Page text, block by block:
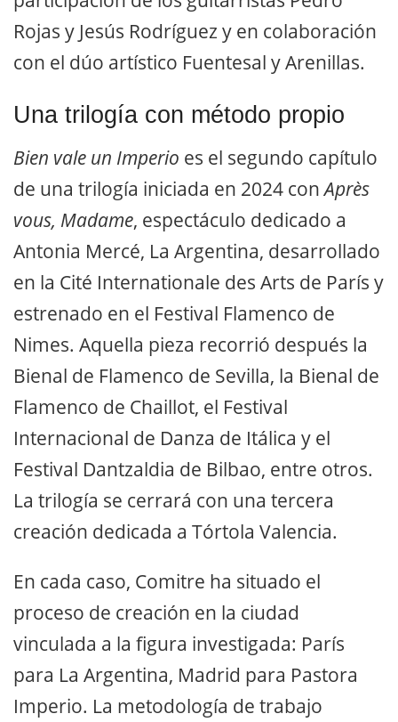
Rojas y Jesús Rodríguez y en colaboración
con el dúo artístico Fuentesal y Arenillas.
Una trilogía con método propio
Bien vale un Imperio es el segundo capítulo
de una trilogía iniciada en 2024 conAprès
vous, Madame, espectáculo dedicado a
Antonia Mercé, La Argentina, desarrollado
en la Cité Internationale des Arts de París y
estrenado en el Festival Flamenco de
Nimes. Aquella pieza recorrió después la
Bienal de Flamenco de Sevilla, la Bienal de
Flamenco de Chaillot, el Festival
Internacional de Danza de Itálica y el
Festival Dantzaldia de Bilbao, entre otros.
La trilogía se cerrará con una tercera
creación dedicada a Tórtola Valencia.
En cada caso, Comitre ha situado el
proceso de creación en la ciudad
vinculada a la figura investigada: París
para La Argentina, Madrid para Pastora
Imperio. La metodología de trabajo